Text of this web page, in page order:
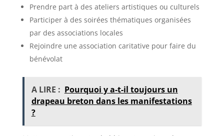
Prendre part à des ateliers artistiques ou culturels
Participer à des soirées thématiques organisées
par des associations locales
Rejoindre une association caritative pour faire du
bénévolat
A LIRE : Pourquoi y a-t-il toujours un
drapeau breton dans les manifestations
?